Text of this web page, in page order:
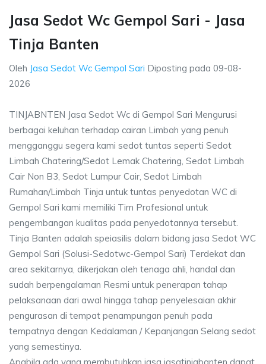
Jasa Sedot Wc Gempol Sari - Jasa
Tinja Banten
Oleh Jasa Sedot Wc Gempol Sari Diposting pada 09-08-
2026
TINJABNTEN Jasa Sedot Wc di Gempol Sari Mengurusi
berbagai keluhan terhadap cairan Limbah yang penuh
mengganggu segera kami sedot tuntas seperti Sedot
Limbah Chatering/Sedot Lemak Chatering, Sedot Limbah
Cair Non B3, Sedot Lumpur Cair, Sedot Limbah
Rumahan/Limbah Tinja untuk tuntas penyedotan WC di
Gempol Sari kami memiliki Tim Profesional untuk
pengembangan kualitas pada penyedotannya tersebut.
Tinja Banten adalah speiasilis dalam bidang jasa Sedot WC
Gempol Sari (Solusi-Sedotwc-Gempol Sari) Terdekat dan
area sekitarnya, dikerjakan oleh tenaga ahli, handal dan
sudah berpengalaman Resmi untuk penerapan tahap
pelaksanaan dari awal hingga tahap penyelesaian akhir
pengurasan di tempat penampungan penuh pada
tempatnya dengan Kedalaman / Kepanjangan Selang sedot
yang semestinya.
Apabila ada yang membutuhkan jasa jasatinjabanten dapat